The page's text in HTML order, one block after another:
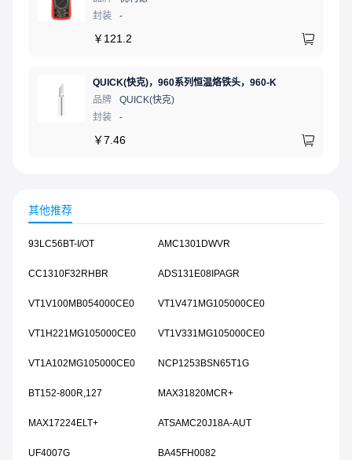
封装
-
￥ 121.2
QUICK(快克)，960系列恒温烙铁头，960-K
品牌
QUICK(快克)
封装
-
￥7.46
其他推荐
93LC56BT-I/OT AMC1301DWVR
CC1310F32RHBR ADS131E08IPAGR
VT1V100MB054000CE0 VT1V471MG105000CE0
VT1H221MG105000CE0 VT1V331MG105000CE0
VT1A102MG105000CE0 NCP1253BSN65T1G
BT152-800R,127 MAX31820MCR+
MAX17224ELT+ ATSAMC20J18A-AUT
UF4007G BA45FH0082